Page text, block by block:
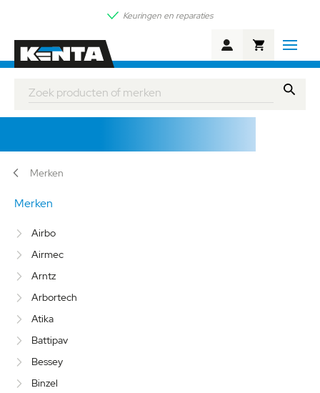
Keuringen en reparaties
Winkelwagen
RVS Tools
Merken
Merken
Airbo
Airmec
Arntz
Arbortech
Atika
Battipav
Bessey
Binzel